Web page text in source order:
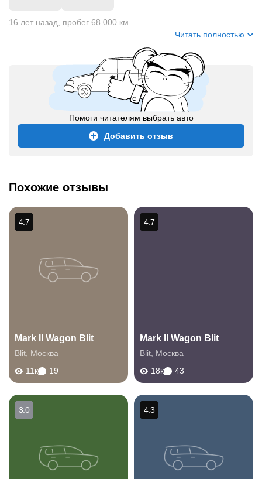
+3
16 лет назад
пробег 68 000 км
Читать полностью
Помоги читателям выбрать авто
Добавить отзыв
Похожие отзывы
Mark II Wagon Blit
Blit Москва
11к
19
4.7
Mark II Wagon Blit
Blit Москва
18к
43
4.7
3.0 4.3